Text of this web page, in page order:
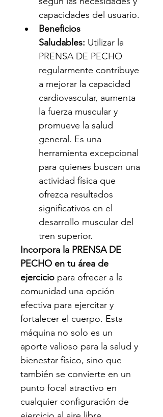
capacidades del usuario.
Beneficios
Saludables: Utilizar la
PRENSA DE PECHO
regularmente contribuye
a mejorar la capacidad
cardiovascular, aumenta
la fuerza muscular y
promueve la salud
general. Es una
herramienta excepcional
para quienes buscan una
actividad física que
ofrezca resultados
significativos en el
desarrollo muscular del
tren superior.
Incorpora la PRENSA DE
PECHO en tu área de
ejercicio para ofrecer a la
comunidad una opción
efectiva para ejercitar y
fortalecer el cuerpo. Esta
máquina no solo es un
aporte valioso para la salud y
bienestar físico, sino que
también se convierte en un
punto focal atractivo en
cualquier configuración de